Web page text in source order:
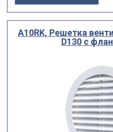
A10RK, Решетка
D130 с